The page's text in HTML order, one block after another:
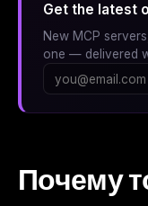
Get the latest
New MCP
one — delivered
Почему